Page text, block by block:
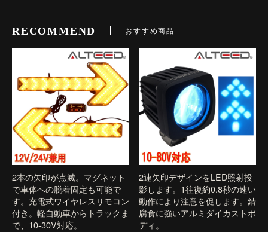
RECOMMEND おすすめ商品
2本の矢印が点滅。マグネット
で車体への脱着固定も可能で
す。充電式ワイヤレスリモコン
付き。軽自動車からトラックま
で、10-30V対応。
2連矢印デザインをLED照射投
影します。1往復約0.8秒の速い
動作により注意を促します。錆
腐食に強いアルミダイカストボ
ディ。